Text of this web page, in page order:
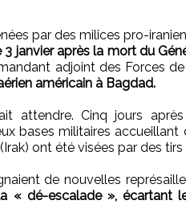
par des milices pro-
janvier après la mort du
adjoint des Forces
américain à Bagdad.
attendre. Cinq jours
bases militaires accueillant
ont été visées par des tirs
de nouvelles
« dé-escalade », écartant